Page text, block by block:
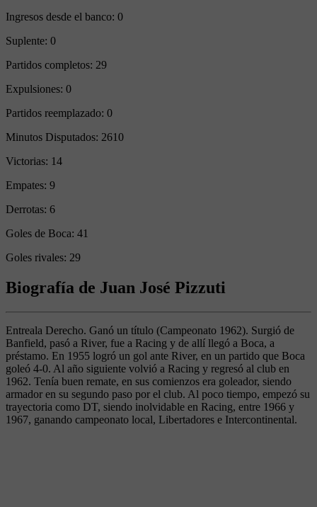
Ingresos desde el banco: 0
Suplente: 0
Partidos completos: 29
Expulsiones: 0
Partidos reemplazado: 0
Minutos Disputados: 2610
Victorias: 14
Empates: 9
Derrotas: 6
Goles de Boca: 41
Goles rivales: 29
Biografía de Juan José Pizzuti
Entreala Derecho. Ganó un título (Campeonato 1962). Surgió de
Banfield, pasó a River, fue a Racing y de allí llegó a Boca, a
préstamo. En 1955 logró un gol ante River, en un partido que Boca
goleó 4-0. Al año siguiente volvió a Racing y regresó al club en
1962. Tenía buen remate, en sus comienzos era goleador, siendo
armador en su segundo paso por el club. Al poco tiempo, empezó su
trayectoria como DT, siendo inolvidable en Racing, entre 1966 y
1967, ganando campeonato local, Libertadores e Intercontinental.